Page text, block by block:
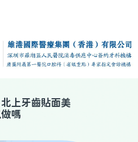
北上牙齒貼面美
嗎